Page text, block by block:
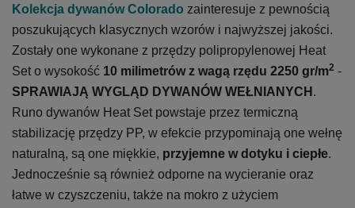
Kolekcja dywanów Colorado zainteresuje z pewnością
poszukujących klasycznych wzorów i najwyższej jakości.
Zostały one wykonane z przędzy polipropylenowej Heat
Set o wysokość 10 milimetrów z wagą rzędu 2250 gr/m2 -
SPRAWIAJĄ WYGLĄD DYWANÓW WEŁNIANYCH .
Runo dywanów Heat Set powstaje przez termiczną
stabilizację przędzy PP, w efekcie przypominają one wełnę
naturalną, są one miękkie, przyjemne w dotyku i ciepłe.
Jednocześnie są również odporne na wycieranie oraz
łatwe w czyszczeniu, także na mokro z użyciem